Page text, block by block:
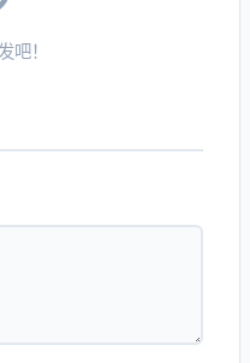
吧！